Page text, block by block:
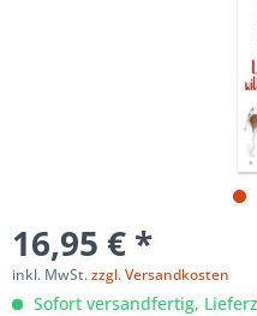
16,95 € *
inkl. MwSt.zzgl. Versandkosten
Sofort versandfertig,